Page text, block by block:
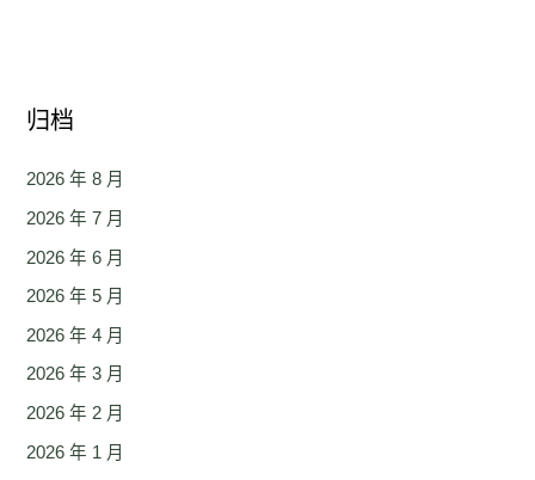
归档
2026 年 8 月
2026 年 7 月
2026 年 6 月
2026 年 5 月
2026 年 4 月
2026 年 3 月
2026 年 2 月
2026 年 1 月